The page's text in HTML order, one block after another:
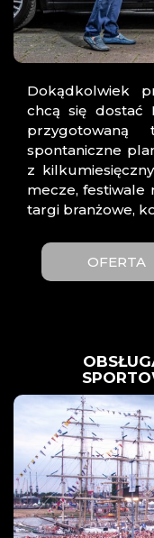
Dokądkolwiek
chcą się dostać
przygotowaną
spontaniczne
z
mecze, festiwale
targi branżowe,
OFERTA